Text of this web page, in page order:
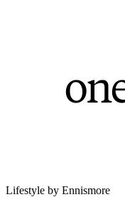
Lifestyle by Ennismore